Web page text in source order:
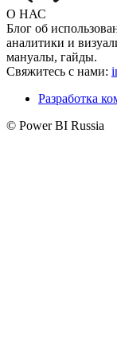
О НАС
Блог об
аналитики и
мануалы, гайды.
Свяжитесь с нами:
Разработка
© Power BI Russia